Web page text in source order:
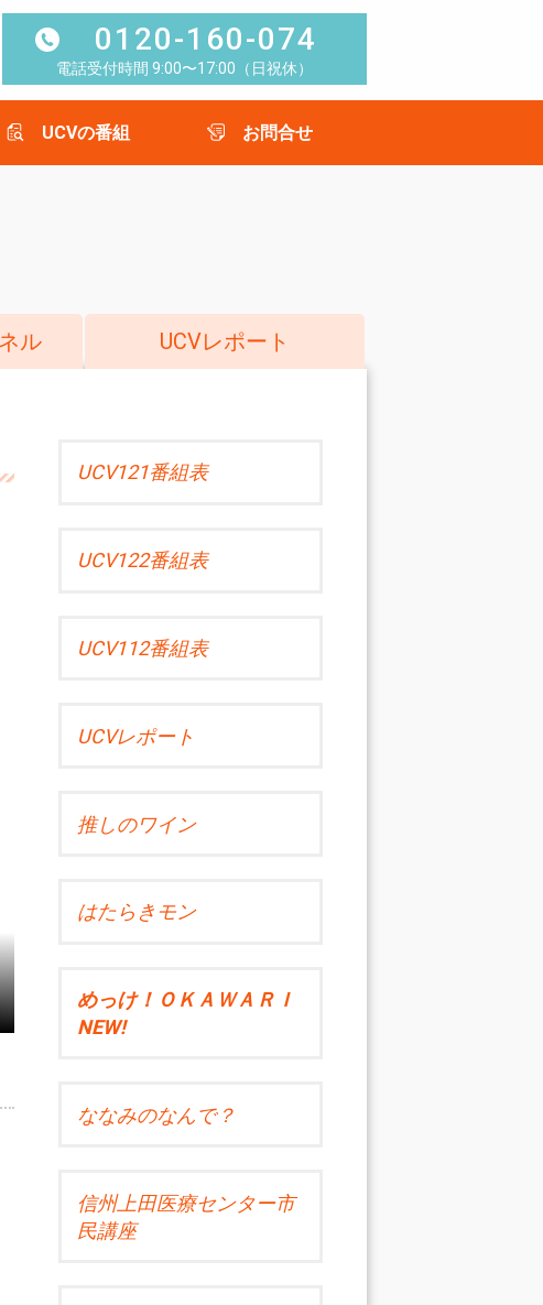
0120-160-074
電話受付時間 9:00〜17:00（日祝休）
UCVの番組 お問合せ
ル UCVレポート
UCV121番組表
UCV122番組表
UCV112番組表
UCVレポート
推しのワイン
はたらきモン
めっけ！ＯＫＡＷＡＲＩ
NEW!
ななみのなんで？
信州上田医療センター市
民講座